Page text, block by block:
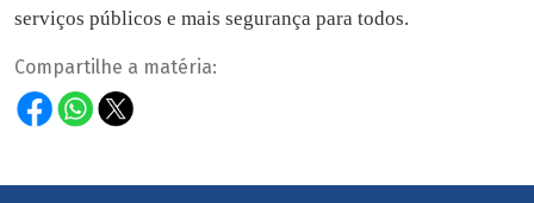
serviços públicos e mais segurança para todos.
Compartilhe a matéria: